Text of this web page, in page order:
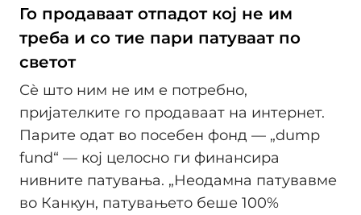
Го продаваат отпадот кој не им
треба и со тие пари патуваат по
светот
Сѐ што ним не им е потребно,
пријателките го продаваат на интернет.
Парите одат во посебен фонд — „dump
fund“ — кој целосно ги финансира
нивните патувања. „Неодамна патувавме
во Канкун, патувањето беше 100%